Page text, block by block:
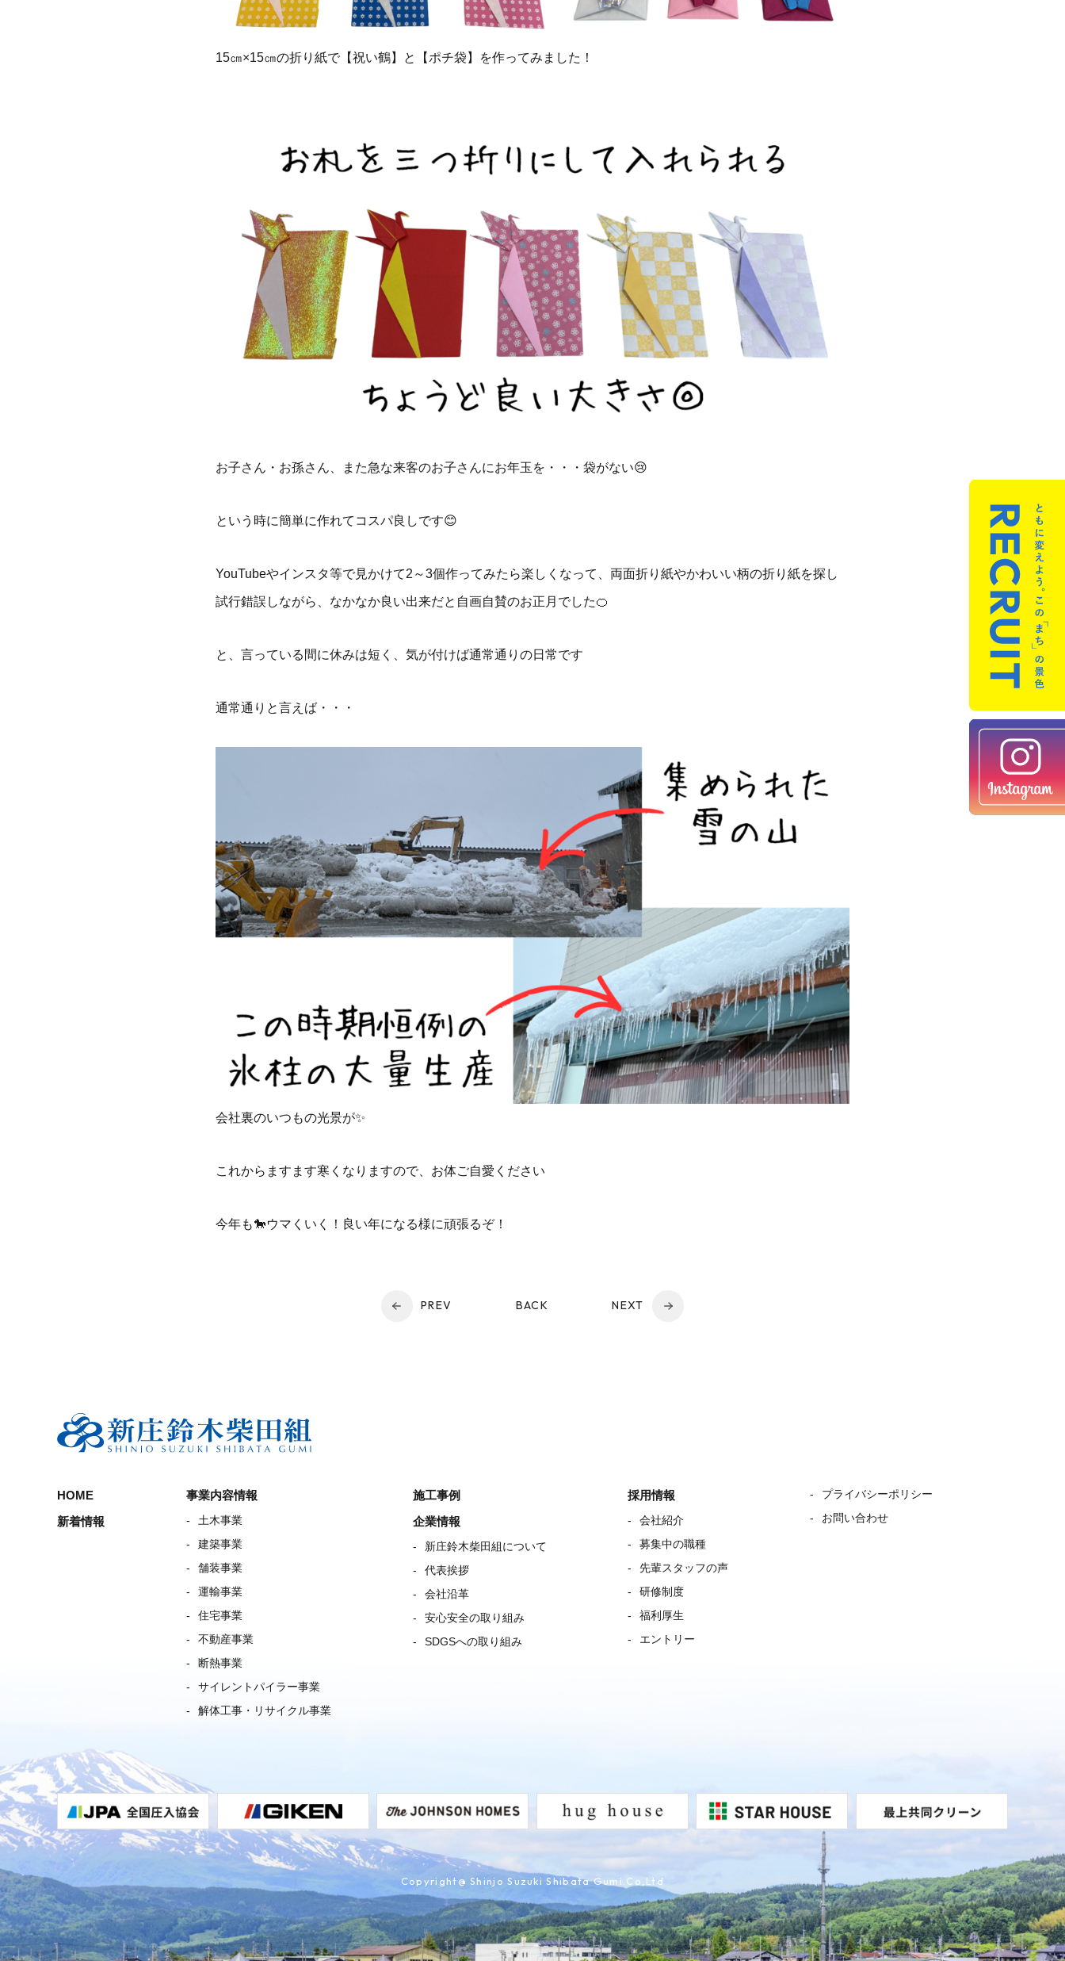
15㎝×15㎝の折り紙で【祝い鶴】と【ポチ袋】を作ってみました！
お子さん・お孫さん、また急な来客のお子さんにお年玉を・・・袋がない😢
という時に簡単に作れてコスパ良しです😊
YouTubeやインスタ等で見かけて2～3個作ってみたら楽しくなって、両面折り紙やかわいい柄の折り紙を探し
試行錯誤しながら、なかなか良い出来だと自画自賛のお正月でした🍊
と、言っている間に休みは短く、気が付けば通常通りの日常です
通常通りと言えば・・・
会社裏のいつもの光景が✨
これからますます寒くなりますので、お体ご自愛ください
今年も🐎ウマくいく！良い年になる様に頑張るぞ！
PREV BACK NEXT
HOME
新着情報
事業内容情報
土木事業
建築事業
舗装事業
運輸事業
住宅事業
不動産事業
断熱事業
サイレントパイラー事業
解体工事・リサイクル事業
施工事例
企業情報
新庄鈴木柴田組について
代表挨拶
会社沿革
安心安全の取り組み
SDGSへの取り組み
採用情報
会社紹介
募集中の職種
先輩スタッフの声
研修制度
福利厚生
エントリー
プライバシーポリシー
お問い合わせ
Copyright@ Shinjo Suzuki Shibata Gumi.Co,Ltd